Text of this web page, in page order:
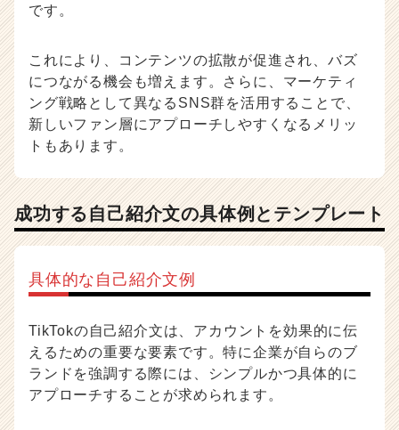
C
a
r
e
です。
これにより、コンテンツの拡散が促進され、バズ
につながる機会も増えます。さらに、マーケティ
ング戦略として異なるSNS群を活用することで、
新しいファン層にアプローチしやすくなるメリッ
トもあります。
成功する自己紹介文の具体例とテンプレート
具体的な自己紹介文例
TikTokの自己紹介文は、アカウントを効果的に伝
えるための重要な要素です。特に企業が自らのブ
ランドを強調する際には、シンプルかつ具体的に
アプローチすることが求められます。